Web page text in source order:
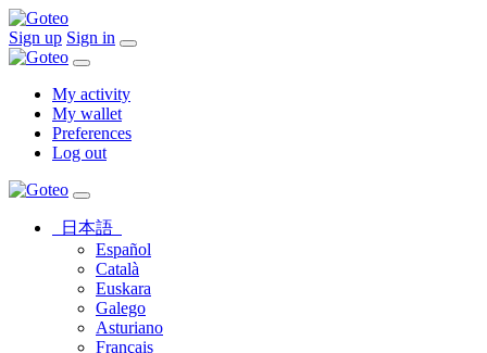
Sign up Sign in
My activity
My wallet
Preferences
Log out
日本語
Español
Català
Euskara
Galego
Asturiano
Français